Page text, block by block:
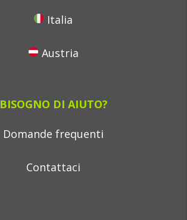
Italia
Austria
BISOGNO DI AIUTO?
Domande frequenti
Contattaci